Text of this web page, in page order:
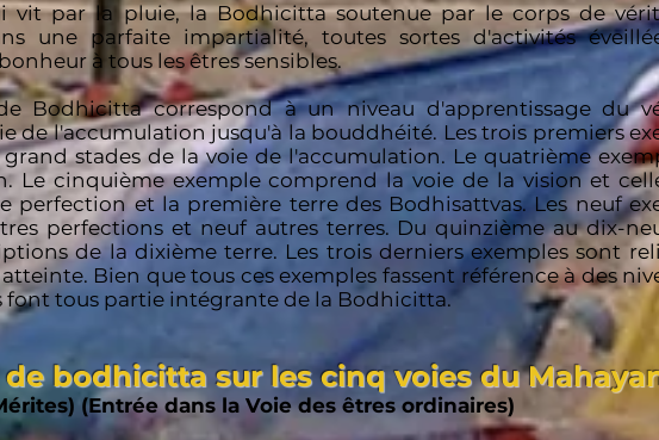
par la pluie, la Bodhicitta soutenue par le corps de
une parfaite impartialité, toutes sortes d'activités
à tous les êtres sensibles.
Bodhicitta correspond à un niveau d'apprentissage du
de l'accumulation jusqu'à la bouddhéité. Les trois premiers
stades de la voie de l'accumulation. Le quatrième
Le cinquième exemple comprend la voie de la vision et
et la première terre des Bodhisattvas. Les neuf
perfections et neuf autres terres. Du quinzième au dix-
de la dixième terre. Les trois derniers exemples sont
Bien que tous ces exemples fassent référence à des
font tous partie intégrante de la Bodhicitta.
bodhicitta sur les cinq voies du
(Entrée dans la Voie des êtres ordinaires)